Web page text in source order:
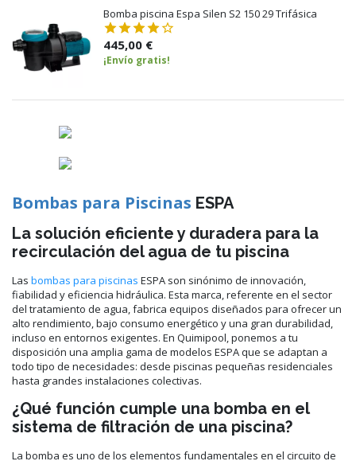
Bomba piscina Espa Silen S2 150 29 Trifásica
445,00 €
¡Envío gratis!
Bombas para Piscinas ESPA
La solución eficiente y duradera para la
recirculación del agua de tu piscina
Las bombas para piscinas ESPA son sinónimo de innovación,
fiabilidad y eficiencia hidráulica. Esta marca, referente en el sector
del tratamiento de agua, fabrica equipos diseñados para ofrecer un
alto rendimiento, bajo consumo energético y una gran durabilidad,
incluso en entornos exigentes. En Quimipool, ponemos a tu
disposición una amplia gama de modelos ESPA que se adaptan a
todo tipo de necesidades: desde piscinas pequeñas residenciales
hasta grandes instalaciones colectivas.
¿Qué función cumple una bomba en el
sistema de filtración de una piscina?
La bomba es uno de los elementos fundamentales en el circuito de